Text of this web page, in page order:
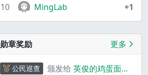
10
MingLab +1
勋章奖励 更多
公民巡查 颁发给 英俊的鸡蛋面